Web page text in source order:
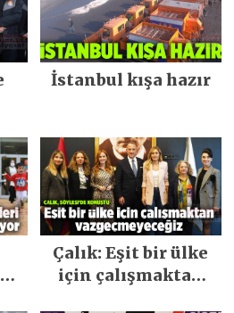
İstanbul kışa hazır
Çalık: Eşit bir ülke
için çalışmaktan